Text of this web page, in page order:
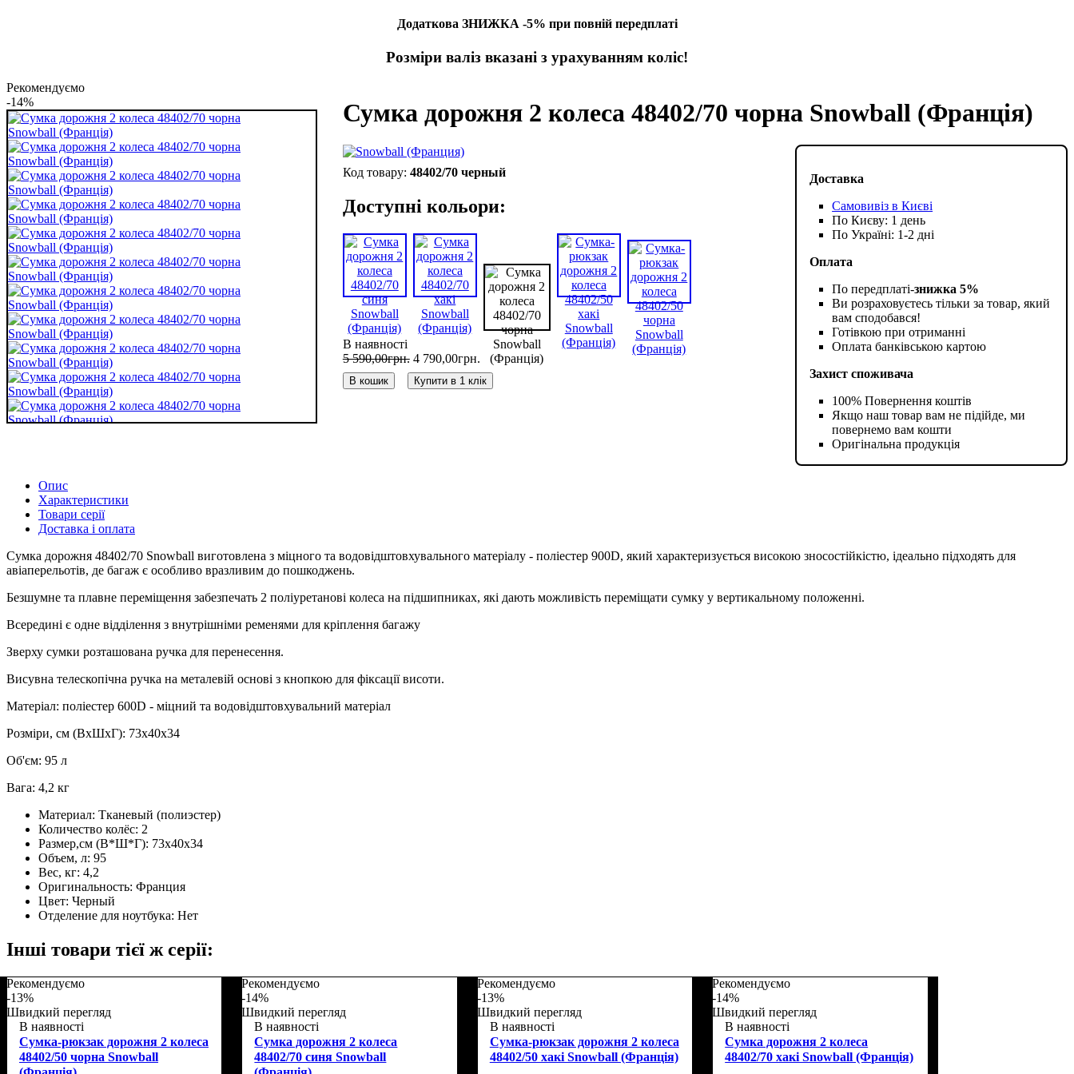
Додаткова ЗНИЖКА -5% при повній передплаті
Розміри валіз вказані з урахуванням коліс!
Рекомендуємо
-14%
Сумка дорожня 2 колеса 48402/70 чорна Snowball (Франція)
Доставка
Самовивіз в Києві
По Києву: 1 день
По Україні: 1-2 дні
Оплата
По передплаті-знижка 5%
Ви розраховуєтесь тільки за товар, який
вам сподобався!
Готівкою при отриманні
Оплата банківською картою
Захист споживача
100% Повернення коштів
Якщо наш товар вам не підійде, ми
повернемо вам кошти
Оригінальна продукція
48402/70 черный
Доступні кольори:
В наявності
5 590,00грн. 4 790,00грн.
В кошик Купити в 1 клік
Опис
Характеристики
Товари серії
Доставка і оплата
Сумка дорожня 48402/70 Snowball виготовлена ​​з міцного та водовідштовхувального матеріалу - поліестер 900D, який характеризується високою зносостійкістю, ідеально підходять для
авіаперельотів, де багаж є особливо вразливим до пошкоджень.
Безшумне та плавне переміщення забезпечать 2 поліуретанові колеса на підшипниках, які дають можливість переміщати сумку у вертикальному положенні.
Всередині є одне відділення з внутрішніми ременями для кріплення багажу
Зверху сумки розташована ручка для перенесення.
Висувна телескопічна ручка на металевій основі з кнопкою для фіксації висоти.
Матеріал: поліестер 600D - міцний та водовідштовхувальний матеріал
Розміри, см (ВхШхГ): 73х40х34
Об'єм: 95 л
Вага: 4,2 кг
Материал: Тканевый (полиэстер)
Количество колёс: 2
Размер,см (В*Ш*Г): 73х40х34
Объем, л: 95
Вес, кг: 4,2
Оригинальность: Франция
Цвет: Черный
Отделение для ноутбука: Нет
Інші товари тієї ж серії:
Рекомендуємо
-13%
Швидкий перегляд
В наявності
Сумка-рюкзак дорожня 2 колеса
48402/50 чорна Snowball
Рекомендуємо
-14%
Швидкий перегляд
В наявності
Сумка дорожня 2 колеса
48402/70 синя Snowball
Рекомендуємо
-13%
Швидкий перегляд
В наявності
Сумка-рюкзак дорожня 2 колеса
48402/50 хакі Snowball (Франція)
Рекомендуємо
-14%
Швидкий перегляд
В наявності
Сумка дорожня 2 колеса
48402/70 хакі Snowball (Франція)